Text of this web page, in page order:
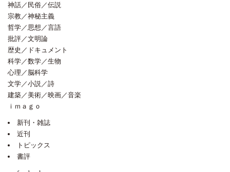
神話／民俗／伝説
宗教／神秘主義
哲学／思想／言語
批評／文明論
歴史／ドキュメント
科学／数学／生物
心理／脳科学
文学／小説／詩
建築／美術／映画／音楽
ｉｍａｇｏ
新刊・雑誌
近刊
トピックス
書評